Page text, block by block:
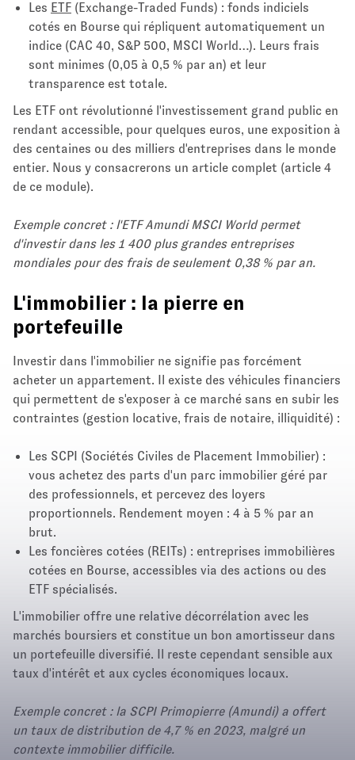
Les ETF (Exchange-Traded Funds) : fonds indiciels
cotés en Bourse qui répliquent automatiquement un
indice (CAC 40, S&P 500, MSCI World…). Leurs frais
sont minimes (0,05 à 0,5 % par an) et leur
transparence est totale.
Les ETF ont révolutionné l'investissement grand public en
rendant accessible, pour quelques euros, une exposition à
des centaines ou des milliers d'entreprises dans le monde
entier. Nous y consacrerons un article complet (article 4
de ce module).
Exemple concret : l'ETF Amundi MSCI World permet
d'investir dans les 1 400 plus grandes entreprises
mondiales pour des frais de seulement 0,38 % par an.
L'immobilier : la pierre en
portefeuille
Investir dans l'immobilier ne signifie pas forcément
acheter un appartement. Il existe des véhicules financiers
qui permettent de s'exposer à ce marché sans en subir les
contraintes (gestion locative, frais de notaire, illiquidité) :
Les SCPI (Sociétés Civiles de Placement Immobilier) :
vous achetez des parts d'un parc immobilier géré par
des professionnels, et percevez des loyers
proportionnels. Rendement moyen : 4 à 5 % par an
brut.
Les foncières cotées (REITs) : entreprises immobilières
cotées en Bourse, accessibles via des actions ou des
ETF spécialisés.
L'immobilier offre une relative décorrélation avec les
marchés boursiers et constitue un bon amortisseur dans
un portefeuille diversifié. Il reste cependant sensible aux
taux d'intérêt et aux cycles économiques locaux.
Exemple concret : la SCPI Primopierre (Amundi) a offert
un taux de distribution de 4,7 % en 2023, malgré un
contexte immobilier difficile.